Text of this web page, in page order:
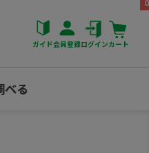
ガイド会員登録ログインカート
べる